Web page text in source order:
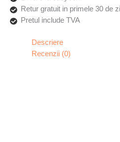
Retur gratuit in primele 30 de
Pretul include TVA
Descriere
Recenzii (0)